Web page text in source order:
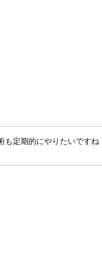
も定期的にやりたいですね